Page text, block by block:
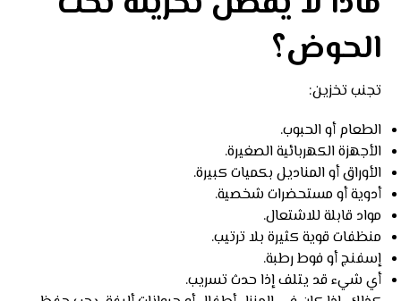
الحوض؟
تجنب تخزين:
الطعام أو الحبوب.
الأجهزة الكهربائية الصغيرة.
الأوراق أو المناديل بكميات كبيرة.
أدوية أو مستحضرات شخصية.
مواد قابلة للاشتعال.
منظفات قوية كثيرة بلا ترتيب.
إسفنج أو فوط رطبة.
أي شيء قد يتلف إذا حدث تسريب.